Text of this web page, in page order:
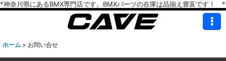
*神奈川県にあるBMX専門店です。BMXパーツの在庫は品揃え豊富です！ *
ホーム > お問い合せ